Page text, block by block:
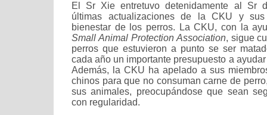
El Sr Xie entretuvo detenidamente al Sr
últimas actualizaciones de la CKU y
bienestar de los perros. La CKU, con la
Small Animal Protection Association, sigue
perros que estuvieron a punto se ser
cada año un importante presupuesto a
Además, la CKU ha apelado a sus
chinos para que no consuman carne de
sus animales, preocupándose que sean
con regularidad.